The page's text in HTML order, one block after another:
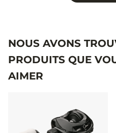
NOUS AVONS
PRODUITS QUE
AIMER